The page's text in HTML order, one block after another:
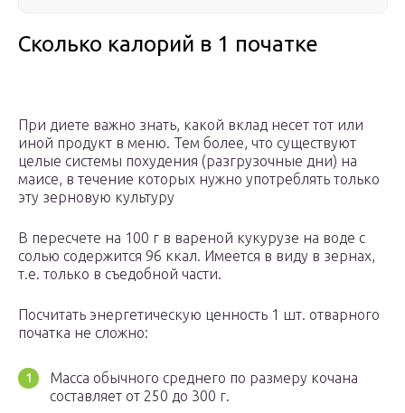
Сколько калорий в 1 початке
При диете важно знать, какой вклад несет тот или
иной продукт в меню. Тем более, что существуют
целые системы похудения (разгрузочные дни) на
маисе, в течение которых нужно употреблять только
эту зерновую культуру
В пересчете на 100 г в вареной кукурузе на воде с
солью содержится 96 ккал. Имеется в виду в зернах,
т.е. только в съедобной части.
Посчитать энергетическую ценность 1 шт. отварного
початка не сложно:
Масса обычного среднего по размеру кочана
составляет от 250 до 300 г.